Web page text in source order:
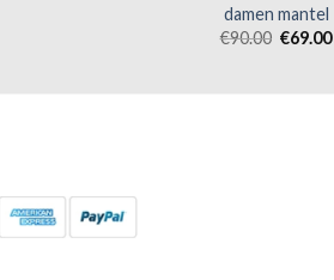
damen mantel
€90.00 €69.00